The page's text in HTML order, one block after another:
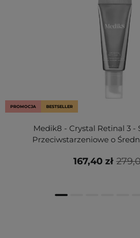
PROMOCJA BESTSELLER
Medik8 - Crystal Retinal 3 -
Przeciwstarzeniowe o
167,40 zł